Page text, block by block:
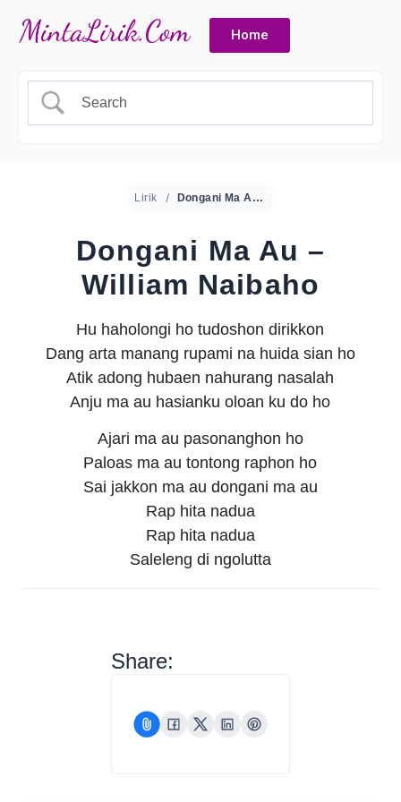
Home
Lirik Dongani Ma Au – William Naibaho
Dongani Ma Au –
William Naibaho
Hu haholongi ho tudoshon dirikkon
Dang arta manang rupami na huida sian ho
Atik adong hubaen nahurang nasalah
Anju ma au hasianku oloan ku do ho
Ajari ma au pasonanghon ho
Paloas ma au tontong raphon ho
Sai jakkon ma au dongani ma au
Rap hita nadua
Rap hita nadua
Saleleng di ngolutta
Share: